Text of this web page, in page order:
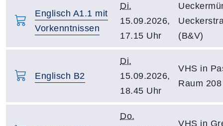
Englisch A1.1 mit
Vorkenntnissen
Di.
15.09.2026,
17.15 Uhr
(B&V)
Englisch B2
Di.
15.09.2026,
18.45 Uhr
VHS in
Raum 208
Do.
VHS in